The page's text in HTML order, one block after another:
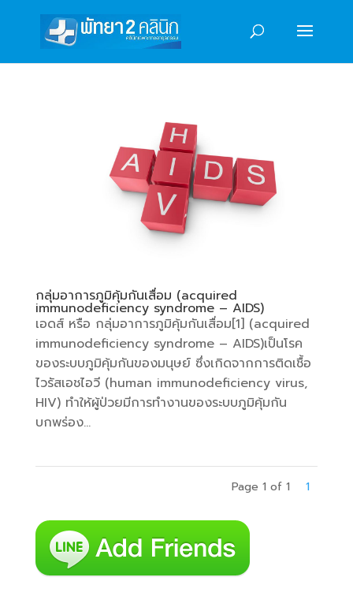
กลุ่มอาการภูมิคุ้มกันเสื่อม (acquired
immunodeficiency syndrome – AIDS)
เอดส์ หรือ กลุ่มอาการภูมิคุ้มกันเสื่อม[1] (acquired
immunodeficiency syndrome – AIDS)เป็นโรค
ของระบบภูมิคุ้มกันของมนุษย์ ซึ่งเกิดจากการติดเชื้อ
ไวรัสเอชไอวี (human immunodeficiency virus,
HIV) ทำให้ผู้ป่วยมีการทำงานของระบบภูมิคุ้มกัน
บกพร่อง...
Page 1 of 1 1